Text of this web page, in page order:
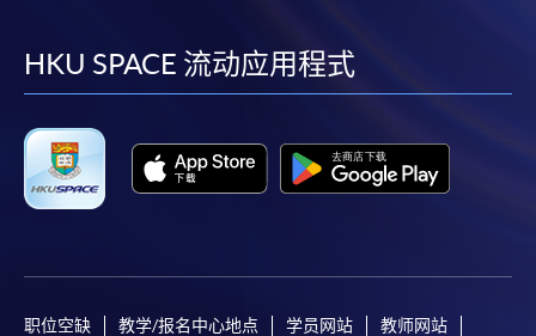
facebook
youtube
linkedin
HKU SPACE 流动应用程式
职位空缺 教学/报名中心地点 学员网站 教师网站